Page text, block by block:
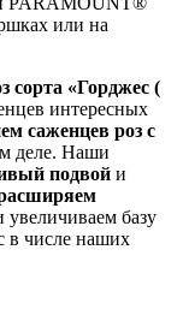
или на
сорта «Горджес (
интересных
саженцев роз с
деле. Наши
подвой и
увеличиваем базу
в числе наших